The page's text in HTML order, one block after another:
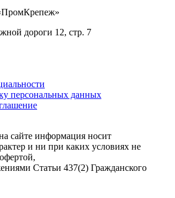
дороги 12, стр. 7
персональных данных
сайте информация носит
и ни при каких условиях не
Статьи 437(2) Гражданского